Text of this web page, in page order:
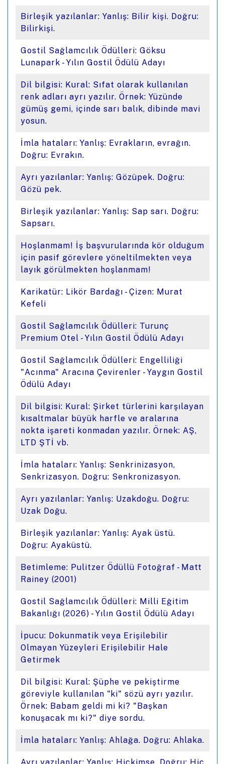
Birleşik yazılanlar: Yanlış: Bilir kişi. Doğru:
Bilirkişi.
Gostil Sağlamcılık Ödülleri: Göksu
Lunapark - Yılın Gostil Ödülü Adayı
Dil bilgisi: Kural: Sıfat olarak kullanılan
renk adları ayrı yazılır. Örnek: Yüzünde
gümüş gemi, içinde sarı balık, dibinde mavi
yosun.
İmla hataları: Yanlış: Evrakların, evrağın.
Doğru: Evrakın.
Ayrı yazılanlar: Yanlış: Gözüpek. Doğru:
Gözü pek.
Birleşik yazılanlar: Yanlış: Sap sarı. Doğru:
Sapsarı.
Hoşlanmam! İş başvurularında kör olduğum
için pasif görevlere yöneltilmekten veya
layık görülmekten hoşlanmam!
Karikatür: Likör Bardağı - Çizen: Murat
Kefeli
Gostil Sağlamcılık Ödülleri: Turunç
Premium Otel - Yılın Gostil Ödülü Adayı
Gostil Sağlamcılık Ödülleri: Engelliliği
"Acınma" Aracına Çevirenler - Yaygın Gostil
Ödülü Adayı
Dil bilgisi: Kural: Şirket türlerini karşılayan
kısaltmalar büyük harfle ve aralarına
nokta işareti konmadan yazılır. Örnek: AŞ,
LTD ŞTİ vb.
İmla hataları: Yanlış: Senkrinizasyon,
Senkrizasyon. Doğru: Senkronizasyon.
Ayrı yazılanlar: Yanlış: Uzakdoğu. Doğru:
Uzak Doğu.
Birleşik yazılanlar: Yanlış: Ayak üstü.
Doğru: Ayaküstü.
Betimleme: Pulitzer Ödüllü Fotoğraf - Matt
Rainey (2001)
Gostil Sağlamcılık Ödülleri: Milli Eğitim
Bakanlığı (2026) - Yılın Gostil Ödülü Adayı
İpucu: Dokunmatik veya Erişilebilir
Olmayan Yüzeyleri Erişilebilir Hale
Getirmek
Dil bilgisi: Kural: Şüphe ve pekiştirme
göreviyle kullanılan "ki" sözü ayrı yazılır.
Örnek: Babam geldi mi ki? "Başkan
konuşacak mı ki?" diye sordu.
İmla hataları: Yanlış: Ahlağa. Doğru: Ahlaka.